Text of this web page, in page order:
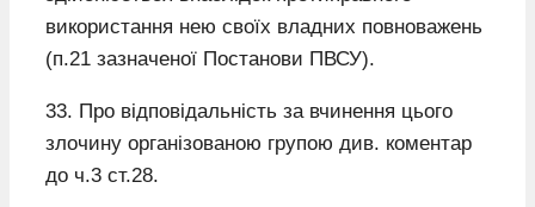
використання нею своїх владних повноважень
(п.21 зазначеної Постанови ПВСУ).
33. Про відповідальність за вчинення цього
злочину організованою групою див. коментар
до ч.3 ст.28.